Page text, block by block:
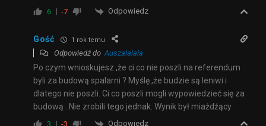
6 -7 Odpowiedz
Gość 1 rok temu
Odpowiedź doAuszalalala
Po czym wnioskujesz ,że ci co nie poszli na referendum
byli za budową spalarni ? Myślę ,że budzie są leniwi i
dlatego nie poszli. Ci co poszli mogli wypowiedzieć się za
budową . Nie zrobili tego jednak. Wynik był miażdźący
3 -3 Odpowiedz